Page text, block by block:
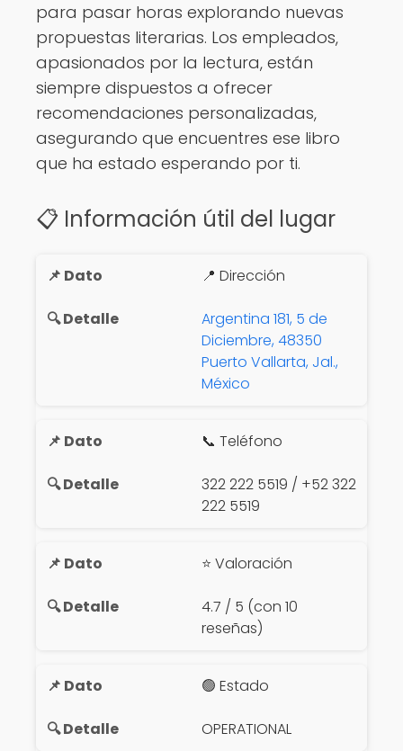
para pasar horas explorando nuevas
propuestas literarias. Los empleados,
apasionados por la lectura, están
siempre dispuestos a ofrecer
recomendaciones personalizadas,
asegurando que encuentres ese libro
que ha estado esperando por ti.
📋 Información útil del lugar
📍 Dirección
Argentina 181, 5 de
Diciembre, 48350
Puerto Vallarta, Jal.,
México
📞 Teléfono
322 222 5519 / +52 322
222 5519
⭐ Valoración
4.7 / 5 (con 10
reseñas)
🟢 Estado
OPERATIONAL